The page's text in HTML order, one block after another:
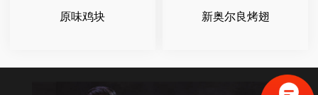
原味鸡块 新奥尔良烤翅